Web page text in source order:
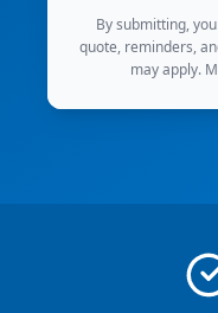
By submitting,
quote, reminders,
may apply.